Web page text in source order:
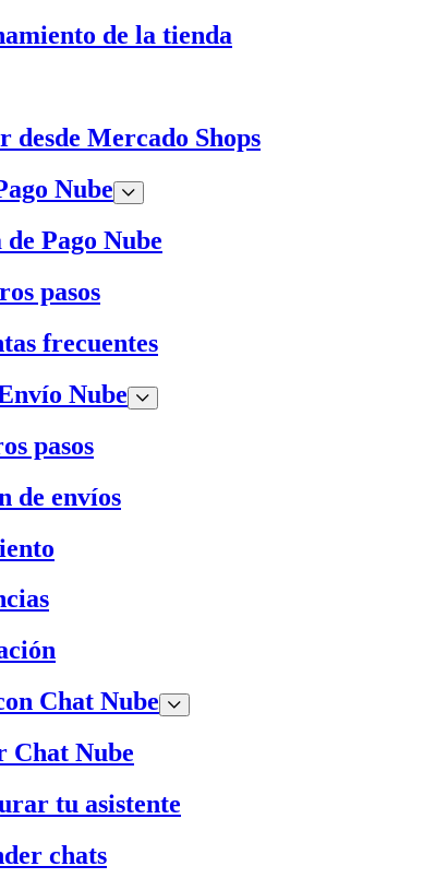
de la tienda
desde Mercado Shops
Nube
Pago Nube
pasos
frecuentes
Nube
pasos
de envíos
Chat Nube
Chat Nube
tu asistente
chats